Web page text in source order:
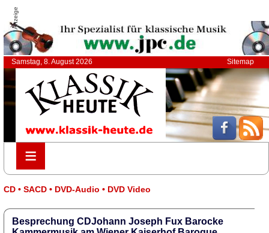
Anzeige
Samstag, 8. August 2026 Sitemap
≡
≡
CD • SACD • DVD-Audio • DVD Video
Besprechung CDJohann Joseph Fux Barocke